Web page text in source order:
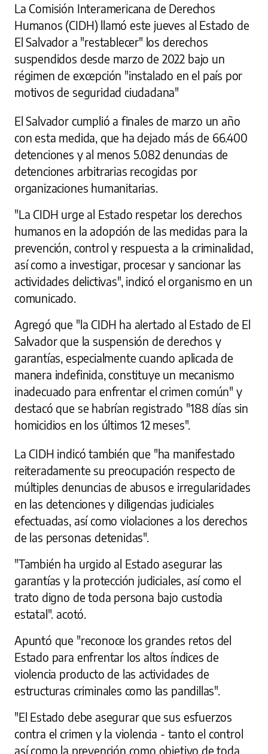
La Comisión Interamericana de Derechos
Humanos (CIDH) llamó este jueves al Estado de
El Salvador a "restablecer" los derechos
suspendidos desde marzo de 2022 bajo un
régimen de excepción "instalado en el país por
motivos de seguridad ciudadana"
El Salvador cumplió a finales de marzo un año
con esta medida, que ha dejado más de 66.400
detenciones y al menos 5.082 denuncias de
detenciones arbitrarias recogidas por
organizaciones humanitarias.
"La CIDH urge al Estado respetar los derechos
humanos en la adopción de las medidas para la
prevención, control y respuesta a la criminalidad,
así como a investigar, procesar y sancionar las
actividades delictivas", indicó el organismo en un
comunicado.
Agregó que "la CIDH ha alertado al Estado de El
Salvador que la suspensión de derechos y
garantías, especialmente cuando aplicada de
manera indefinida, constituye un mecanismo
inadecuado para enfrentar el crimen común" y
destacó que se habrían registrado "188 días sin
homicidios en los últimos 12 meses".
La CIDH indicó también que "ha manifestado
reiteradamente su preocupación respecto de
múltiples denuncias de abusos e irregularidades
en las detenciones y diligencias judiciales
efectuadas, así como violaciones a los derechos
de las personas detenidas".
"También ha urgido al Estado asegurar las
garantías y la protección judiciales, así como el
trato digno de toda persona bajo custodia
estatal". acotó.
Apuntó que "reconoce los grandes retos del
Estado para enfrentar los altos índices de
violencia producto de las actividades de
estructuras criminales como las pandillas".
"El Estado debe asegurar que sus esfuerzos
contra el crimen y la violencia - tanto el control
así como la prevención como objetivo de toda